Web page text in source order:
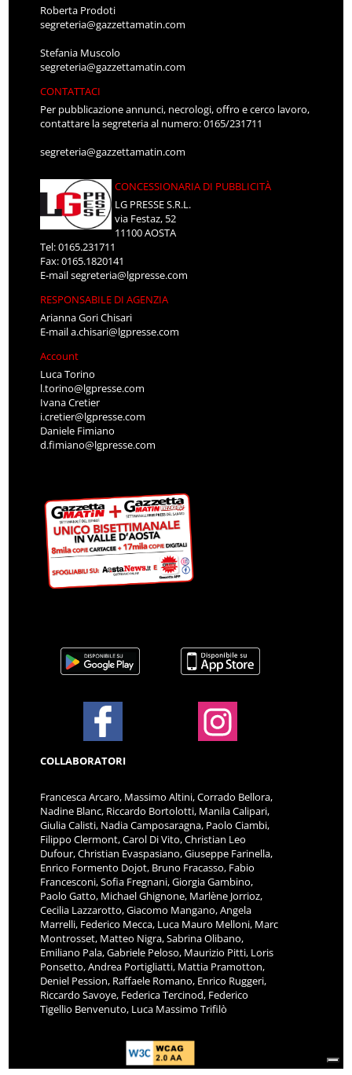
Roberta Prodoti
segreteria@gazzettamatin.com
Stefania Muscolo
segreteria@gazzettamatin.com
CONTATTACI
Per pubblicazione annunci, necrologi, offro e cerco lavoro,
contattare la segreteria al numero: 0165/231711
segreteria@gazzettamatin.com
CONCESSIONARIA DI PUBBLICITÀ
LG PRESSE S.R.L.
via Festaz, 52
11100 AOSTA
Tel: 0165.231711
Fax: 0165.1820141
E-mailsegreteria@lgpresse.com
RESPONSABILE DI AGENZIA
Arianna Gori Chisari
E-maila.chisari@lgpresse.com
Account
Luca Torino
l.torino@lgpresse.com
Ivana Cretier
i.cretier@lgpresse.com
Daniele Fimiano
d.fimiano@lgpresse.com
COLLABORATORI
Francesca Arcaro, Massimo Altini, Corrado Bellora,
Nadine Blanc, Riccardo Bortolotti, Manila Calipari,
Giulia Calisti, Nadia Camposaragna, Paolo Ciambi,
Filippo Clermont, Carol Di Vito, Christian Leo
Dufour, Christian Evaspasiano, Giuseppe Farinella,
Enrico Formento Dojot, Bruno Fracasso, Fabio
Francesconi, Sofia Fregnani, Giorgia Gambino,
Paolo Gatto, Michael Ghignone, Marlène Jorrioz,
Cecilia Lazzarotto, Giacomo Mangano, Angela
Marrelli, Federico Mecca, Luca Mauro Melloni, Marc
Montrosset, Matteo Nigra, Sabrina Olibano,
Emiliano Pala, Gabriele Peloso, Maurizio Pitti, Loris
Ponsetto, Andrea Portigliatti, Mattia Pramotton,
Deniel Pession, Raffaele Romano, Enrico Ruggeri,
Riccardo Savoye, Federica Tercinod, Federico
Tigellio Benvenuto, Luca Massimo Trifilò